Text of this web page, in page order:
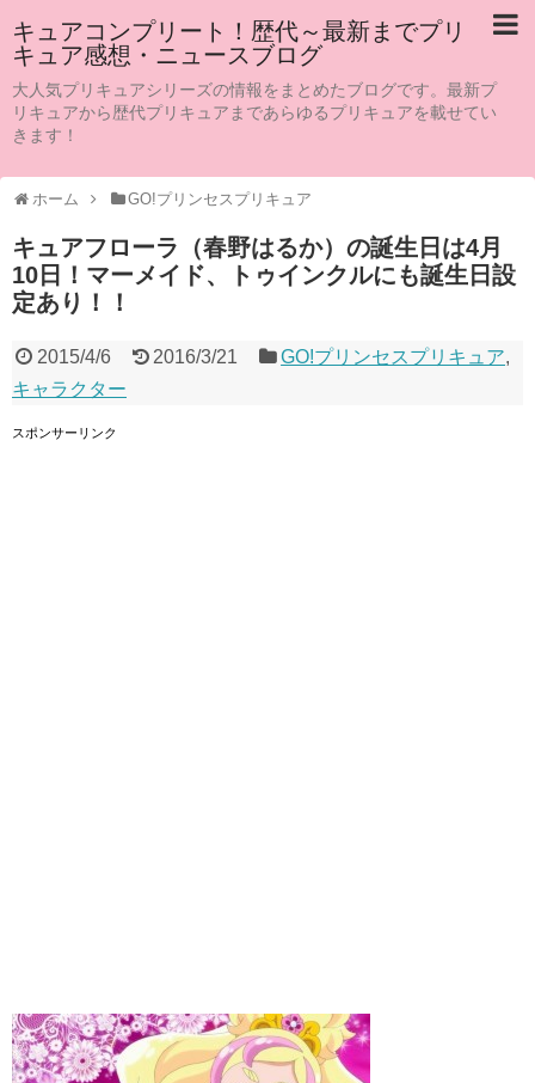
キュアコンプリート！歴代～最新までプリ
キュア感想・ニュースブログ
大人気プリキュアシリーズの情報をまとめたブログです。最新プ
リキュアから歴代プリキュアまであらゆるプリキュアを載せてい
きます！
ホーム GO!プリンセスプリキュア
キュアフローラ（春野はるか）の誕生日は4月
10日！マーメイド、トゥインクルにも誕生日設
定あり！！
2015/4/6 2016/3/21 GO!プリンセスプリキュア,
キャラクター
スポンサーリンク